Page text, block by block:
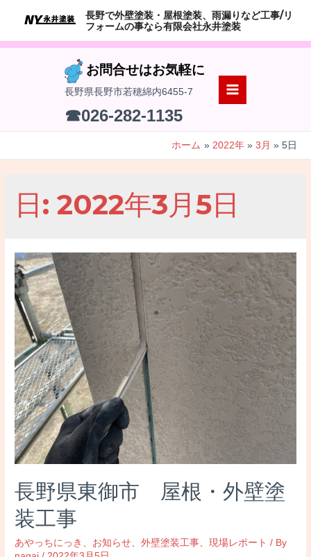
テ
長野で外壁塗装・屋根塗装、雨漏りなど工事/リ
フォームの事なら有限会社永井塗装
お問合せはお気軽に
長野県長野市若穂綿内6455-7
☎026-282-1135
MAIN
ホーム 2022年 3月 5日
日:2022年3月5日
長野県東御市 屋根・外壁塗
装工事
あやっちにっき 、 お知らせ、外壁塗装工事、現場レポート / By